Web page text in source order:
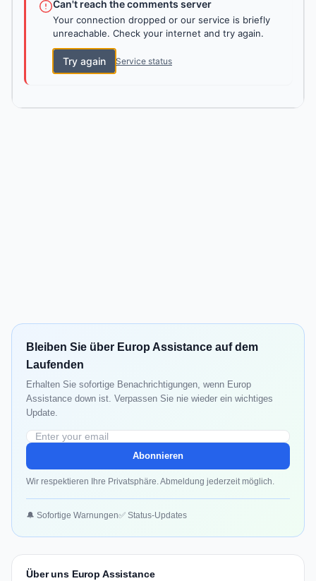
Can't reach the comments server
Your connection dropped or our service is briefly
unreachable. Check your internet and try again.
Try again Service status
Bleiben Sie über Europ Assistance auf dem
Laufenden
Erhalten Sie sofortige Benachrichtigungen, wenn Europ
Assistance down ist. Verpassen Sie nie wieder ein wichtiges
Update.
Abonnieren
Wir respektieren Ihre Privatsphäre. Abmeldung jederzeit möglich.
🔔 Sofortige Warnungen✅ Status-Updates
Über uns Europ Assistance